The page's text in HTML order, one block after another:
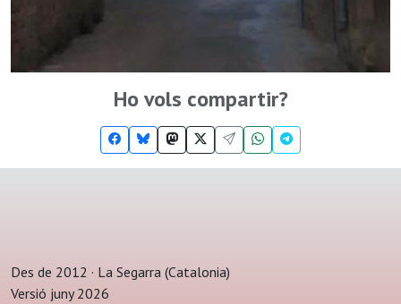
Ho vols compartir?
Des de 2012 · La Segarra (Catalonia)
Versió juny 2026